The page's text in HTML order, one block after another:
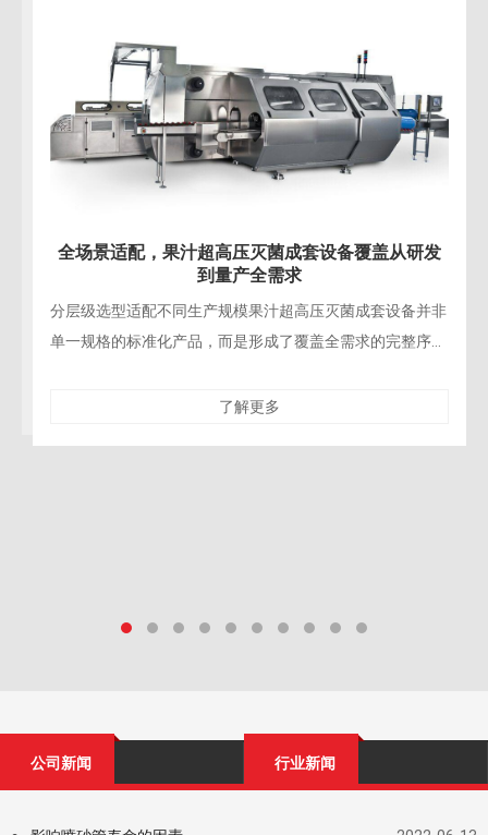
，果汁超高压灭菌成套设备覆盖从研发
不同生产规模果汁超高压灭菌成套设备并非
化产品，而是形成了覆盖全需求的完整序
终围绕热力灭
有工艺都建立
公司新闻 行业新闻